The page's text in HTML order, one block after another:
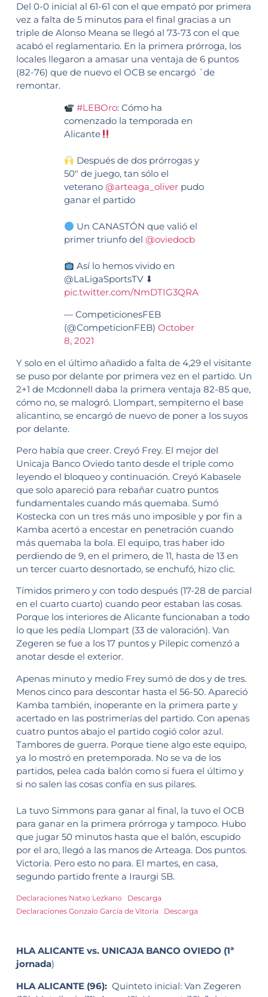
Del 0-0 inicial al 61-61 con el que empató por primera
vez a falta de 5 minutos para el final gracias a un
triple de Alonso Meana se llegó al 73-73 con el que
acabó el reglamentario. En la primera prórroga, los
locales llegaron a amasar una ventaja de 6 puntos
(82-76) que de nuevo el OCB se encargó ´de
remontar.
#LEBOro: Cómo ha
comenzado la temporada en
Alicante
Después de dos prórrogas y
50" de juego, tan sólo el
veterano @arteaga_oliverpudo
ganar el partido
Un CANASTÓN que valió el
primer triunfo del @oviedocb
Así lo hemos vivido en
@LaLigaSportsTV ⬇
pic.twitter.com/NmDTIG3QRA
— CompeticionesFEB
(@CompeticionFEB) October
8, 2021
Y solo en el último añadido a falta de 4,29 el visitante
se puso por delante por primera vez en el partido. Un
2+1 de Mcdonnell daba la primera ventaja 82-85 que,
cómo no, se malogró. Llompart, sempiterno el base
alicantino, se encargó de nuevo de poner a los suyos
por delante.
Pero había que creer. Creyó Frey. El mejor del
Unicaja Banco Oviedo tanto desde el triple como
leyendo el bloqueo y continuación. Creyó Kabasele
que solo apareció para rebañar cuatro puntos
fundamentales cuando más quemaba. Sumó
Kostecka con un tres más uno imposible y por fin a
Kamba acertó a encestar en penetración cuando
más quemaba la bola. El equipo, tras haber ido
perdiendo de 9, en el primero, de 11, hasta de 13 en
un tercer cuarto desnortado, se enchufó, hizo clic.
Tímidos primero y con todo después (17-28 de parcial
en el cuarto cuarto) cuando peor estaban las cosas.
Porque los interiores de Alicante funcionaban a todo
lo que les pedía Llompart (33 de valoración). Van
Zegeren se fue a los 17 puntos y Pilepic comenzó a
anotar desde el exterior.
Apenas minuto y medio Frey sumó de dos y de tres.
Menos cinco para descontar hasta el 56-50. Apareció
Kamba también, inoperante en la primera parte y
acertado en las postrimerías del partido. Con apenas
cuatro puntos abajo el partido cogió color azul.
Tambores de guerra. Porque tiene algo este equipo,
ya lo mostró en pretemporada. No se va de los
partidos, pelea cada balón como si fuera el último y
si no salen las cosas confía en sus pilares.
La tuvo Simmons para ganar al final, la tuvo el OCB
para ganar en la primera prórroga y tampoco. Hubo
que jugar 50 minutos hasta que el balón, escupido
por el aro, llegó a las manos de Arteaga. Dos puntos.
Victoria. Pero esto no para. El martes, en casa,
segundo partido frente a Iraurgi SB.
Declaraciones Natxo Lezkano
Descarga
Declaraciones Gonzalo García de Vitoria
Descarga
HLA ALICANTE vs. UNICAJA BANCO OVIEDO (1ª
jornada)
HLA ALICANTE (96): Quinteto inicial: Van Zegeren